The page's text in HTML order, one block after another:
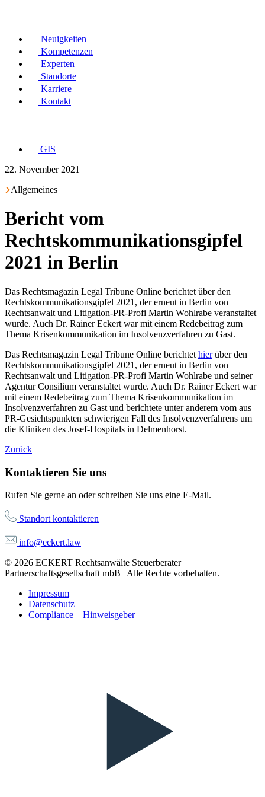
Neuigkeiten
Kompetenzen
Experten
Standorte
Karriere
Kontakt
GIS
22. November 2021
Allgemeines
Bericht vom
Rechtskommunikationsgipfel
2021 in Berlin
Das Rechtsmagazin Legal Tribune Online berichtet über den
Rechtskommunikationsgipfel 2021, der erneut in Berlin von
Rechtsanwalt und Litigation-PR-Profi Martin Wohlrabe veranstaltet
wurde. Auch Dr. Rainer Eckert war mit einem Redebeitrag zum
Thema Krisenkommunikation im Insolvenzverfahren zu Gast.
Das Rechtsmagazin Legal Tribune Online berichtet hierüber den
Rechtskommunikationsgipfel 2021, der erneut in Berlin von
Rechtsanwalt und Litigation-PR-Profi Martin Wohlrabe und seiner
Agentur Consilium veranstaltet wurde. Auch Dr. Rainer Eckert war
mit einem Redebeitrag zum Thema Krisenkommunikation im
Insolvenzverfahren zu Gast und berichtete unter anderem vom aus
PR-Gesichtspunkten schwierigen Fall des Insolvenzverfahrens um
die Kliniken des Josef-Hospitals in Delmenhorst.
Zurück
Kontaktieren Sie uns
Rufen Sie gerne an oder schreiben Sie uns eine E-Mail.
Standort kontaktieren
info@eckert.law
© 2026 ECKERT Rechtsanwälte Steuerberater
Partnerschaftsgesellschaft mbB | Alle Rechte vorbehalten.
Impressum
Datenschutz
Compliance – Hinweisgeber